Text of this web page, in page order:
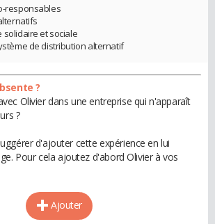
responsables
solidaire et sociale
de distribution alternatif
?
Olivier dans une entreprise qui n'apparaît
?
d'ajouter cette expérience en lui
Pour cela ajoutez d'abord Olivier à vos
Ajouter